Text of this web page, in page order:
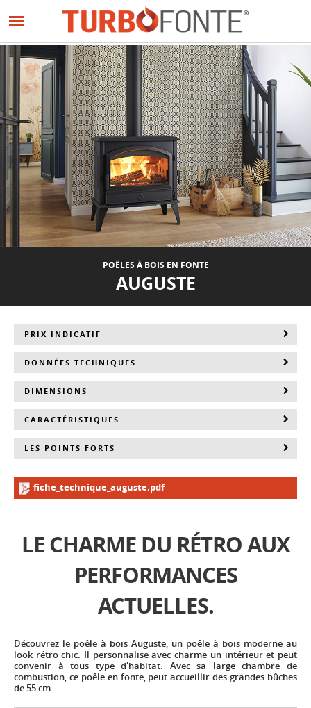
au
principal
POÊLES À BOIS EN FONTE
AUGUSTE
LE CHARME DU RÉTRO AUX
PERFORMANCES
ACTUELLES.
Découvrez le poêle à bois Auguste, un poêle à bois moderne au
look rétro chic. Il personnalise avec charme un intérieur et peut
convenir à tous type d'habitat. Avec sa large chambre de
combustion, ce poêle en fonte, peut accueillir des grandes bûches
de 55 cm.
PRIX INDICATIF
DONNÉES TECHNIQUES
DIMENSIONS
CARACTÉRISTIQUES
LES POINTS FORTS
fiche_technique_auguste.pdf
Panneau de gestion des cookies